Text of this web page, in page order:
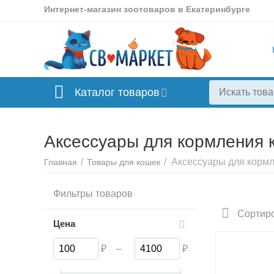
Интернет-магазин зоотоваров в Екатеринбурге
Каталог товаров
Аксессуары для кормления
Главная / Товары для кошек / Аксессуары для
Фильтры товаров
Цена
₽ – ₽